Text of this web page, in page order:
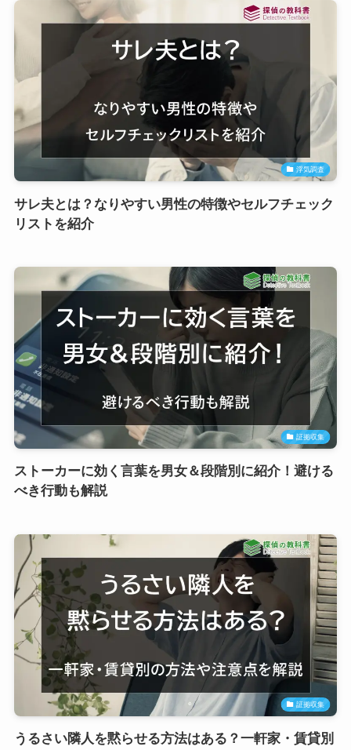
浮気調査
サレ夫とは？なりやすい男性の特徴やセルフチェック
リストを紹介
証拠収集
ストーカーに効く言葉を男女＆段階別に紹介！避ける
べき行動も解説
証拠収集
うるさい隣人を黙らせる方法はある？一軒家・賃貸別